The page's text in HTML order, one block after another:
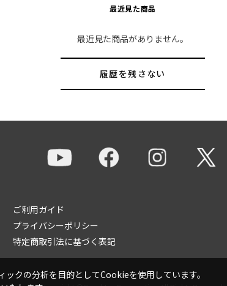
最近見た商品
最近見た商品がありません。
履歴を残さない
ご利用ガイド
プライバシーポリシー
特定商取引法に基づく表記
クの分析を目的としてCookieを使用しています。